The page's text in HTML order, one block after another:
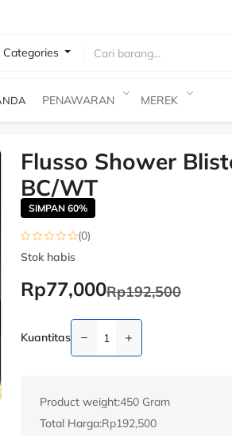
Categories
PENAWARAN MEREK
-60%Flusso Shower
BC/WT
SIMPAN 60%
(0)
Stok habis
Rp77,000Rp192,500
Kuantitas
Product weight:450 Gram
Total Harga:Rp192,500